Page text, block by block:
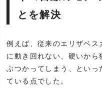
とを解決
例えば、従来のエリザベ
に動き回れない、硬いから
ぶつかってしまう、とい
ている点でした。